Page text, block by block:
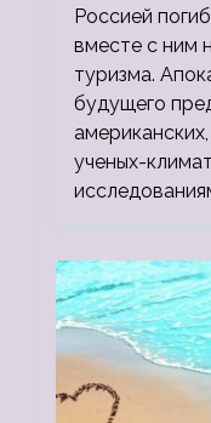
Россией
вместе с ним
туризма.
будущего
ученых-